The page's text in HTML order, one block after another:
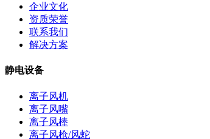
企业文化
资质荣誉
联系我们
解决方案
静电设备
离子风机
离子风嘴
离子风棒
离子风枪/风蛇